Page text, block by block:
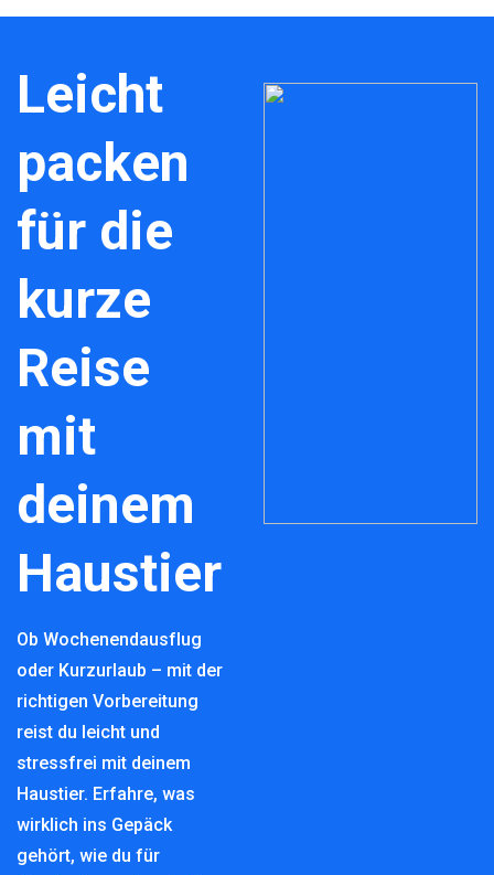
Leicht
packen
für die
kurze
Reise
mit
deinem
Haustier
Ob Wochenendausflug
oder Kurzurlaub – mit der
richtigen Vorbereitung
reist du leicht und
stressfrei mit deinem
Haustier. Erfahre, was
wirklich ins Gepäck
gehört, wie du für